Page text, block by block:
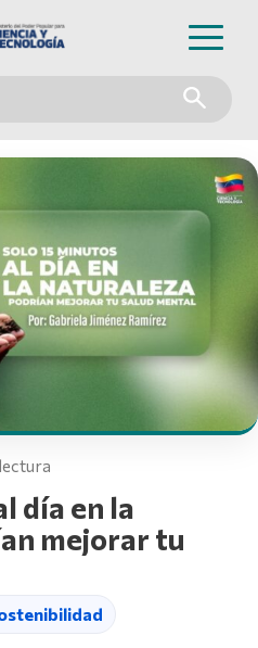
día en la
mejorar tu